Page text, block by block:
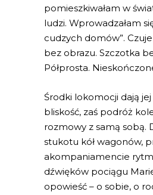
pomieszkiwałam w
ludzi. Wprowadzałam
cudzych domów”. Czuje
bez obrazu. Szczotka
Półprosta.
Środki lokomocji dają jej
bliskość, zaś podróż
rozmowy z samą sobą.
stukotu kół wagonów,
akompaniamencie
dźwięków pociągu
opowieść – o sobie, o